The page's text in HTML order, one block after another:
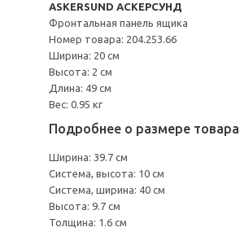
ASKERSUND АСКЕРСУНД
Фронтальная панель ящика
Номер товара: 204.253.66
Ширина: 20 см
Высота: 2 см
Длина: 49 см
Вес: 0.95 кг
Подробнее о размере товара
Ширина: 39.7 см
Система, высота: 10 см
Система, ширина: 40 см
Высота: 9.7 см
Толщина: 1.6 см